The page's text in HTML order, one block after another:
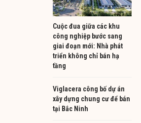
Cuộc đua giữa các khu
công nghiệp bước sang
giai đoạn mới: Nhà phát
triển không chỉ bán hạ
tầng
Viglacera công bố dự án
xây dựng chung cư để bán
tại Bắc Ninh